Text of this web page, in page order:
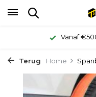
Vanaf
Terug Home